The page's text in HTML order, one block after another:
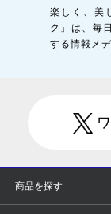
楽しく、美
ク」は、毎
する情報メ
商品を探す